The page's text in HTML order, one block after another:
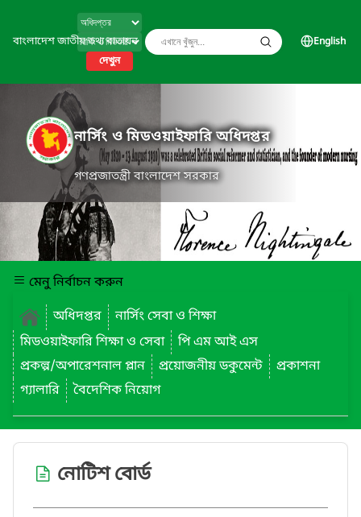
বাংলাদেশ জাতীয় তথ্য বাতায়ন
দেখুন
English
নার্সিং ও মিডওয়াইফারি অধিদপ্তর
গণপ্রজাতন্ত্রী বাংলাদেশ সরকার
মেনু নির্বাচন করুন
অধিদপ্তর
নার্সিং সেবা ও শিক্ষা
মিডওয়াইফারি শিক্ষা ও সেবা
পি এম আই এস
প্রকল্প/অপারেশনাল প্লান
প্রয়োজনীয় ডকুমেন্ট
প্রকাশনা
গ্যালারি
বৈদেশিক নিয়োগ
নোটিশ বোর্ড